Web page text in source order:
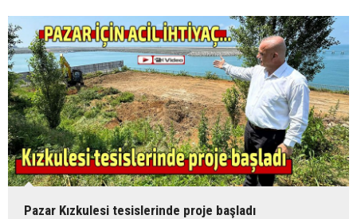
Pazar Kızkulesi tesislerinde proje başladı